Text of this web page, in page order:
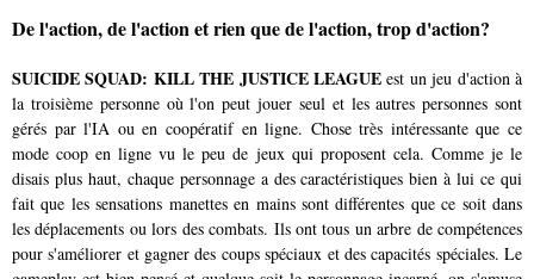
De l'action, de l'action et rien que de l'action, trop d'action?
SUICIDE SQUAD: KILL THE JUSTICE LEAGUE est un jeu d'action à
la troisième personne où l'on peut jouer seul et les autres personnes sont
gérés par l'IA ou en coopératif en ligne. Chose très intéressante que ce
mode coop en ligne vu le peu de jeux qui proposent cela. Comme je le
disais plus haut, chaque personnage a des caractéristiques bien à lui ce qui
fait que les sensations manettes en mains sont différentes que ce soit dans
les déplacements ou lors des combats. Ils ont tous un arbre de compétences
pour s'améliorer et gagner des coups spéciaux et des capacités spéciales. Le